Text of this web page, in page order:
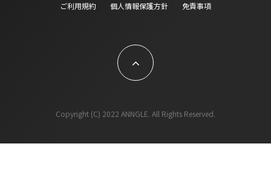
ご利用規約 個人情報保護方針 免責事項
Copyright (C) 2022 ANNGLE. All Rights Reserved.